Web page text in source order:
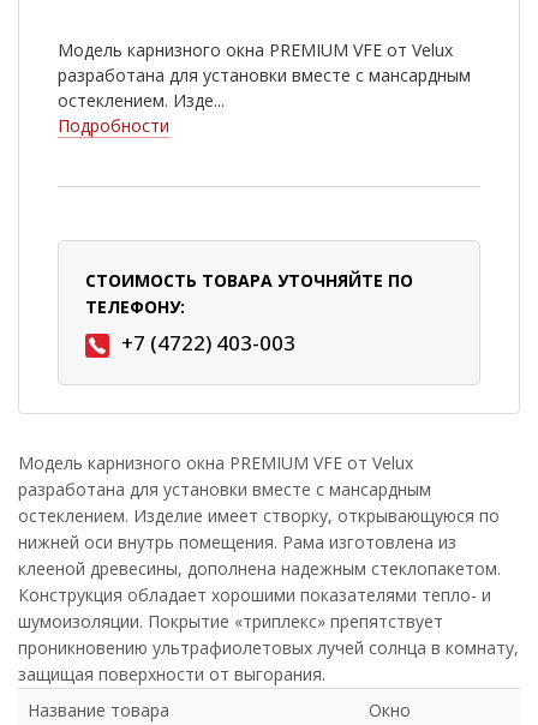
Модель карнизного окна PREMIUM VFE от Velux
разработана для установки вместе с мансардным
остеклением. Изде...
Подробности
СТОИМОСТЬ ТОВАРА УТОЧНЯЙТЕ ПО
ТЕЛЕФОНУ:
+7 (4722) 403-003
Модель карнизного окна PREMIUM VFE от Velux
разработана для установки вместе с мансардным
остеклением. Изделие имеет створку, открывающуюся по
нижней оси внутрь помещения. Рама изготовлена из
клееной древесины, дополнена надежным стеклопакетом.
Конструкция обладает хорошими показателями тепло- и
шумоизоляции. Покрытие «триплекс» препятствует
проникновению ультрафиолетовых лучей солнца в комнату,
защищая поверхности от выгорания.
Название товара
Окно